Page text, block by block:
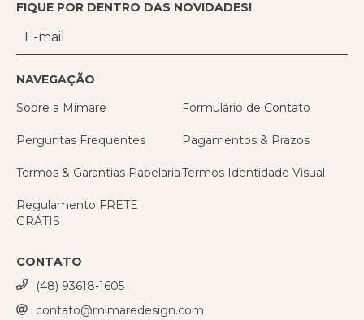
FIQUE POR DENTRO DAS NOVIDADES!
NAVEGAÇÃO
Sobre a Mimare
Formulário de Contato
Perguntas Frequentes Pagamentos & Prazos
Termos & Garantias PapelariaTermos Identidade Visual
Regulamento FRETE
GRÁTIS
CONTATO
(48) 93618-1605
contato@mimaredesign.com